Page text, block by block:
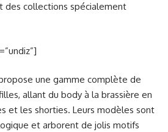
des collections spécialement
une gamme complète de
allant du body à la brassière en
et les shorties. Leurs modèles sont
et arborent de jolis motifs